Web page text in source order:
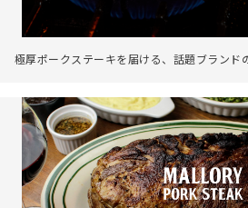
極厚ポークステーキを届ける、話題ブランド